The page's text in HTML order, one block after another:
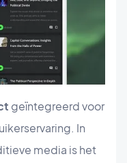
geïntegreerd voor
In
media is het